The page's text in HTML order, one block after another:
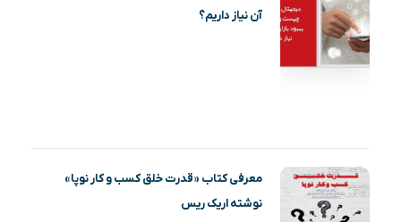
آن نیاز داریم؟
معرفی کتاب «قدرت خلق کسب و کار نوپا»
نوشته اریک ریس